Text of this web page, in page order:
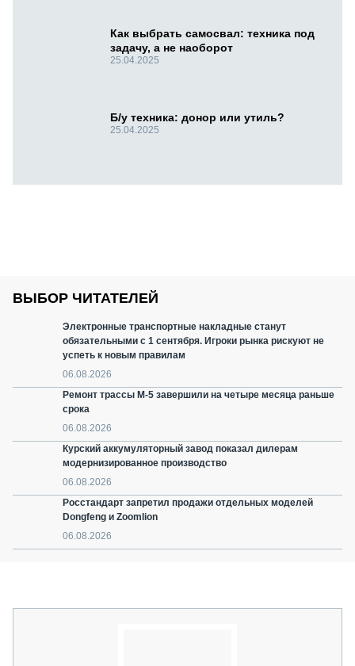
Как выбрать самосвал: техника под
задачу, а не наоборот
25.04.2025
Б/у техника: донор или утиль?
25.04.2025
ВЫБОР ЧИТАТЕЛЕЙ
Электронные транспортные накладные станут
обязательными с 1 сентября. Игроки рынка рискуют не
успеть к новым правилам
06.08.2026
Ремонт трассы М-5 завершили на четыре месяца раньше
срока
06.08.2026
Курский аккумуляторный завод показал дилерам
модернизированное производство
06.08.2026
Росстандарт запретил продажи отдельных моделей
Dongfeng и Zoomlion
06.08.2026